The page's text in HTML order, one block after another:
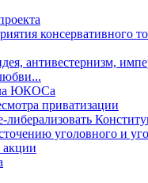
консервативного
антивестернизм,
ЮКОСа
приватизации
либерализовать
уголовного и